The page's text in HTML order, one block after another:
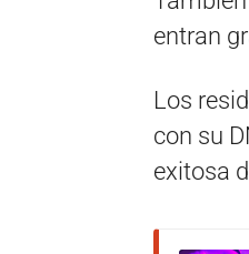
entran
Los
con su
exitosa